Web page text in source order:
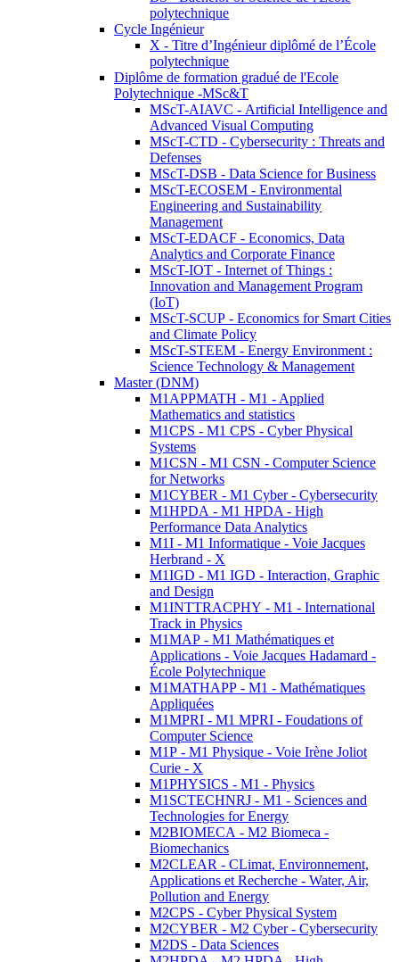
polytechnique
Cycle Ingénieur
X - Titre d’Ingénieur diplômé de l’École
polytechnique
Diplôme de formation gradué de l'Ecole
Polytechnique -MSc&T
MScT-AIAVC - Artificial Intelligence and
Advanced Visual Computing
MScT-CTD - Cybersecurity : Threats and
Defenses
MScT-DSB - Data Science for Business
MScT-ECOSEM - Environmental
Engineering and Sustainability
Management
MScT-EDACF - Economics, Data
Analytics and Corporate Finance
MScT-IOT - Internet of Things :
Innovation and Management Program
(IoT)
MScT-SCUP - Economics for Smart Cities
and Climate Policy
MScT-STEEM - Energy Environment :
Science Technology & Management
Master (DNM)
M1APPMATH - M1 - Applied
Mathematics and statistics
M1CPS - M1 CPS - Cyber Physical
Systems
M1CSN - M1 CSN - Computer Science
for Networks
M1CYBER - M1 Cyber - Cybersecurity
M1HPDA - M1 HPDA - High
Performance Data Analytics
M1I - M1 Informatique - Voie Jacques
Herbrand - X
M1IGD - M1 IGD - Interaction, Graphic
and Design
M1INTTRACPHY - M1 - International
Track in Physics
M1MAP - M1 Mathématiques et
Applications - Voie Jacques Hadamard -
École Polytechnique
M1MATHAPP - M1 - Mathématiques
Appliquées
M1MPRI - M1 MPRI - Foudations of
Computer Science
M1P - M1 Physique - Voie Irène Joliot
Curie - X
M1PHYSICS - M1 - Physics
M1SCTECHNRJ - M1 - Sciences and
Technologies for Energy
M2BIOMECA - M2 Biomeca -
Biomechanics
M2CLEAR - CLimat, Environnement,
Applications et Recherche - Water, Air,
Pollution and Energy
M2CPS - Cyber Physical System
M2CYBER - M2 Cyber - Cybersecurity
M2DS - Data Sciences